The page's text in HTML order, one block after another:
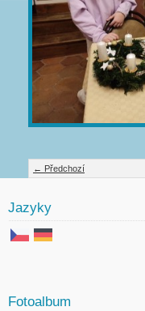
← Předchozí
Jazyky
Fotoalbum